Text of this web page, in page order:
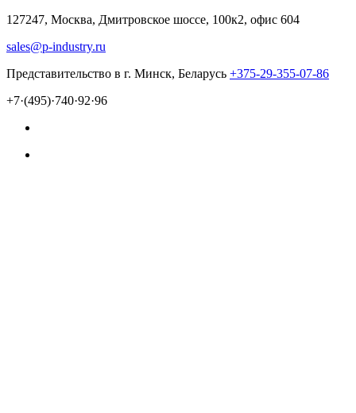
127247, Москва, Дмитровское шоссе, 100к2, офис 604
sales@p-industry.ru
Представительство в г. Минск, Беларусь +375-29-355-07-86
+7·(495)·740·92·96